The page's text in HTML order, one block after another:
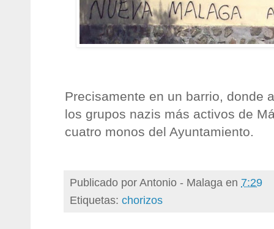
Precisamente en un barrio, donde
los grupos nazis más activos de
cuatro monos del Ayuntamiento.
Publicado porAntonio - Malaga en 7:29
Etiquetas: chorizos